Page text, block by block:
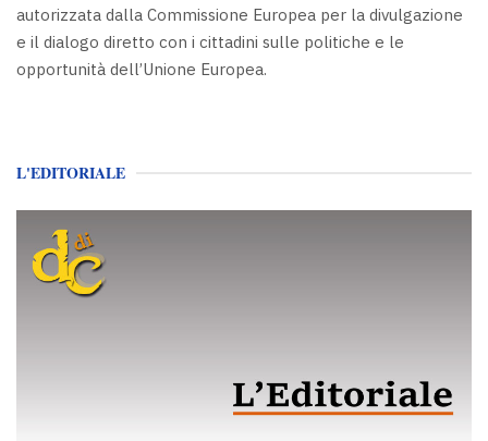
autorizzata dalla Commissione Europea per la divulgazione
e il dialogo diretto con i cittadini sulle politiche e le
opportunità dell’Unione Europea.
L'EDITORIALE